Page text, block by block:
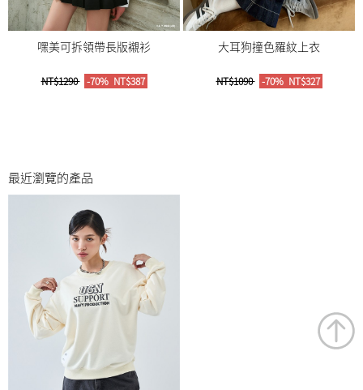
嘿美可拆領帶長版襯衫
NT$1290 -70% NT$387
大耳狗撞色羅紋上衣
NT$1090 -70% NT$327
最近瀏覽的產品